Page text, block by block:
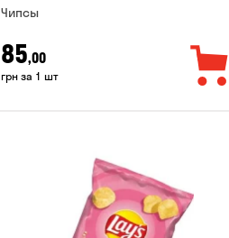
Чипсы
85,00
грн за 1 шт